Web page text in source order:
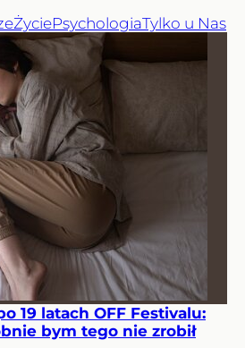
ŻyciePsychologiaTylko u Nas
19 latach OFF Festivalu:
bym tego nie zrobił